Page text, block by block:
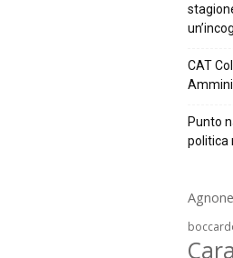
CAT
Punto
politica
Agnone